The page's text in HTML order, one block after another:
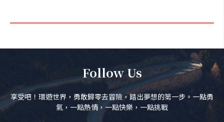
Follow Us
享受吧！環遊世界，勇敢歸零去冒險，踏出夢想的第一步。一點勇
氣，一點熱情，一點快樂，一點挑戰